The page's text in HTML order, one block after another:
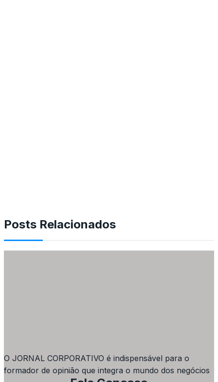
Posts Relacionados
O JORNAL CORPORATIVO é indispensável para o
formador de opinião que integra o mundo dos negócios